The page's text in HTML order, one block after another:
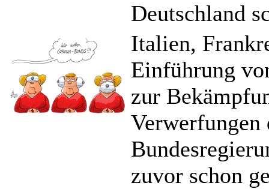
Deutschland
Italien,
Einführung
zur
Verwerfungen
zuvor schon